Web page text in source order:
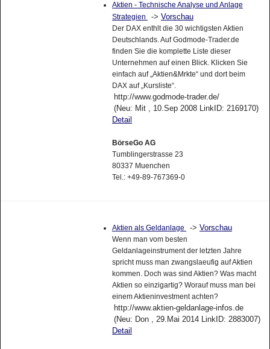
Aktien - Technische Analyse und Anlage
Strategien
-> Vorschau
Der DAX enthlt die 30 wichtigsten Aktien
Deutschlands. Auf Godmode-Trader.de
finden Sie die komplette Liste dieser
Unternehmen auf einen Blick. Klicken Sie
einfach auf „Aktien&Mrkte“ und dort beim
DAX auf „Kursliste“.
http://www.godmode-trader.de/
(Neu: Mit , 10.Sep 2008 LinkID: 2169170)
Detail
BörseGo AG
Tumblingerstrasse 23
80337 Muenchen
Tel.: +49-89-767369-0
Aktien als Geldanlage -> Vorschau
Wenn man vom besten
Geldanlageinstrument der letzten Jahre
spricht muss man zwangslaeufig auf Aktien
kommen. Doch was sind Aktien? Was macht
Aktien so einzigartig? Worauf muss man bei
einem Aktieninvestment achten?
http://www.aktien-geldanlage-infos.de
(Neu: Don , 29.Mai 2014 LinkID: 2883007)
Detail